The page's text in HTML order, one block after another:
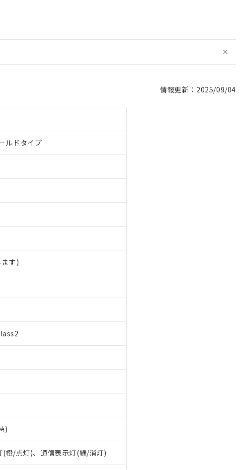
情報更新：2025/09/04
ルドタイプ
す)
)
(橙/点灯)、通信表示灯(緑/消灯)
物質）の非含有に対応した製品に切り替える予定のある商品です。
（10物質）の非含有に非対応の商品で、対応品を出す予定はありません。